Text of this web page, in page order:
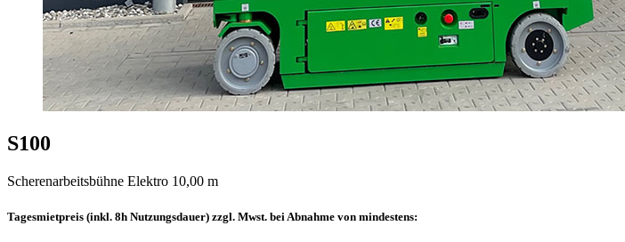
S100
Scherenarbeitsbühne Elektro 10,00 m
Tagesmietpreis (inkl. 8h Nutzungsdauer) zzgl. Mwst. bei Abnahme von mindestens: